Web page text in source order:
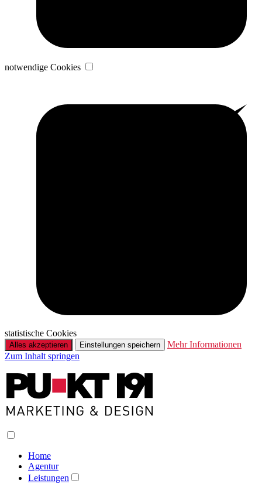
notwendige Cookies
statistische Cookies
Alles akzeptieren Einstellungen speichern
Mehr Informationen
Zum Inhalt springen
Home
Agentur
Leistungen